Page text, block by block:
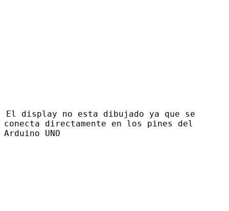
El display no esta dibujado ya que se
conecta directamente en los pines del
Arduino UNO